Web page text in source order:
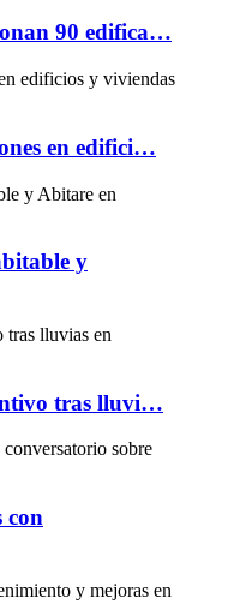
90 edifica…
en edifici…
y
tras lluvi…
con